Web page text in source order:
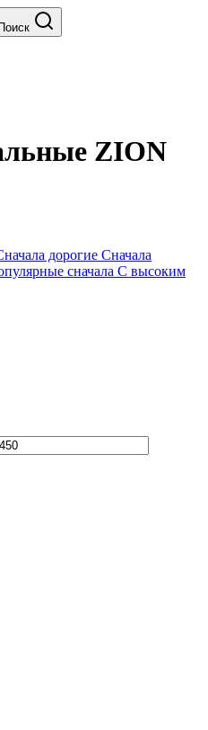
Поиск
ZION
дорогие Сначала
сначала С высоким